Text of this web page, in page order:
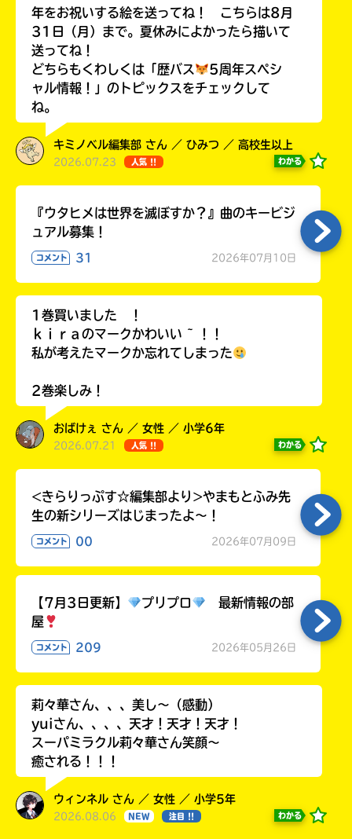
Loading...
年をお祝いする絵を送ってね！ こちらは8月
31日（月）まで。夏休みによかったら描いて
送ってね！
どちらもくわしくは「歴バス
5周年スペシ
ャル情報！」のトピックスをチェックして
ね。
キミノベル編集部 さん ／ ひみつ ／ 高校生以上
2026.07.23 人気 !! わかる
『ウタヒメは世界を滅ぼすか？』曲のキービジ
ュアル募集！
コメント 31 2026年07月10日
1巻買いました ！
ｋｉｒａのマークかわいい ~ ！！
私が考えたマークか忘れてしまった
2巻楽しみ！
おばけぇ さん ／ 女性 ／ 小学6年
2026.07.21 人気 !! わかる
<きらりっぷす☆編集部より>やまもとふみ先
生の新シリーズはじまったよ～！
コメント 00 2026年07月09日
【7月3日更新】 プリプロ
最新情報の部
屋
コメント 209 2026年05月26日
莉々華さん、、、美し〜（感動）
yuiさん、、、、天才！天才！天才！
スーパミラクル莉々華さん笑顔〜
癒される！！！
ウィンネル さん ／ 女性 ／ 小学5年
2026.08.06 NEW 注目 !! わかる
え
に
エ
ラ
る
で、
う
認
て
戻
る